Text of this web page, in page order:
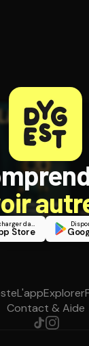
Télécharger dans
Store
L'appExplorer
Contact & Aide